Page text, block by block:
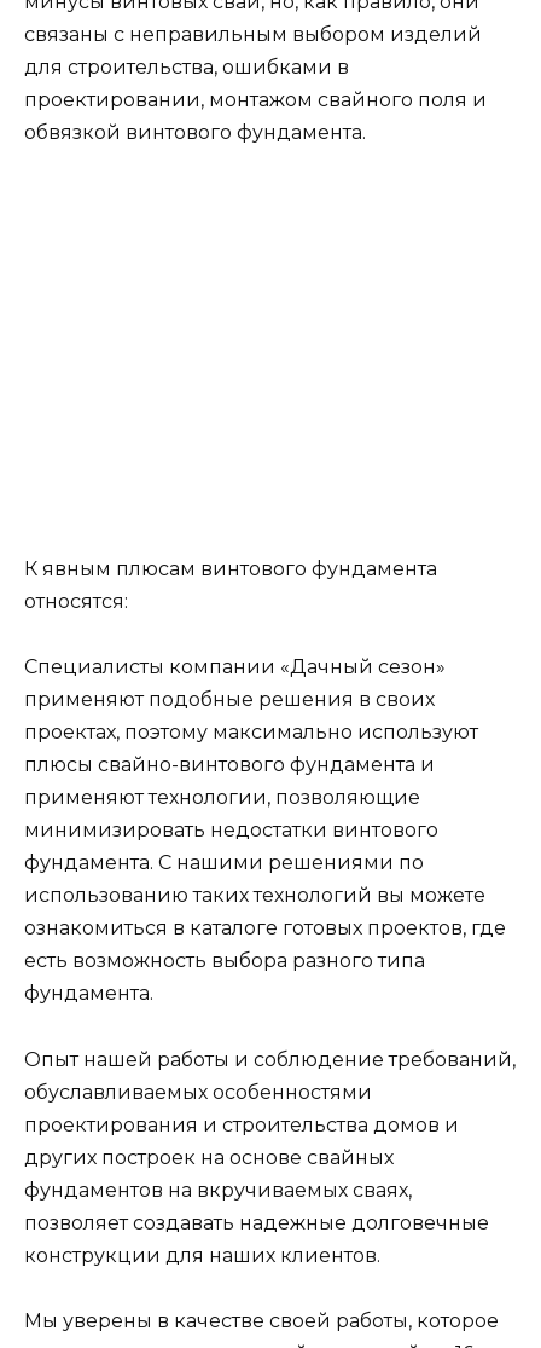
связаны с неправильным выбором изделий
для строительства, ошибками в
проектировании, монтажом свайного поля и
обвязкой винтового фундамента.
К явным плюсам винтового фундамента
относятся:
Специалисты компании «Дачный сезон»
применяют подобные решения в своих
проектах, поэтому максимально используют
плюсы свайно-винтового фундамента и
применяют технологии, позволяющие
минимизировать недостатки винтового
фундамента. С нашими решениями по
использованию таких технологий вы можете
ознакомиться в каталоге готовых проектов, где
есть возможность выбора разного типа
фундамента.
Опыт нашей работы и соблюдение требований,
обуславливаемых особенностями
проектирования и строительства домов и
других построек на основе свайных
фундаментов на вкручиваемых сваях,
позволяет создавать надежные долговечные
конструкции для наших клиентов.
Мы уверены в качестве своей работы, которое